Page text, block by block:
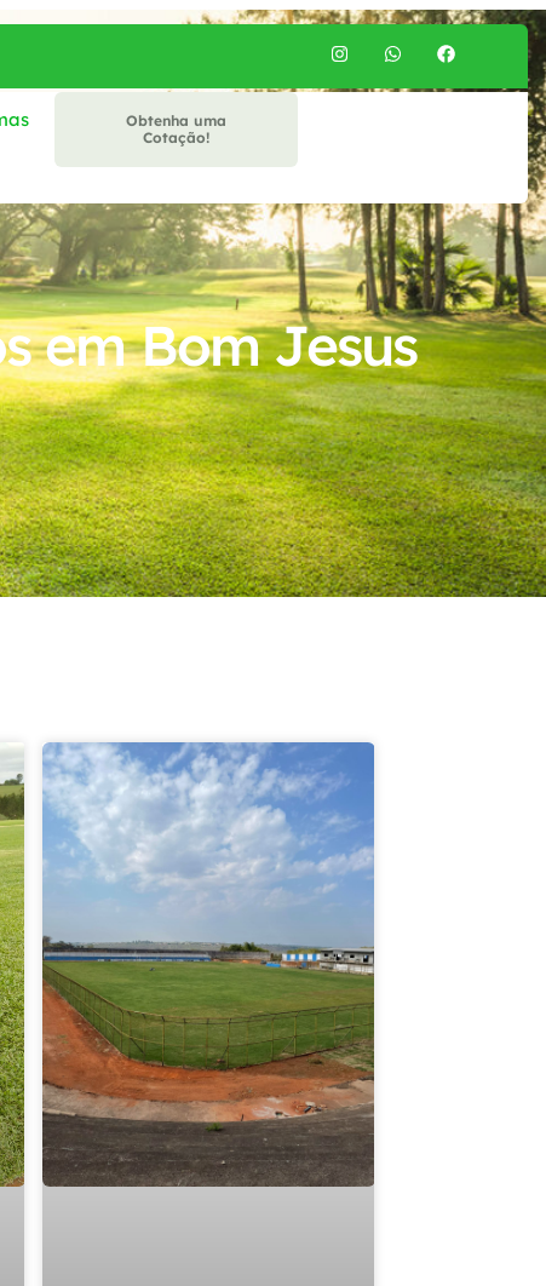
Obtenha uma
Cotação!
em Bom Jesus